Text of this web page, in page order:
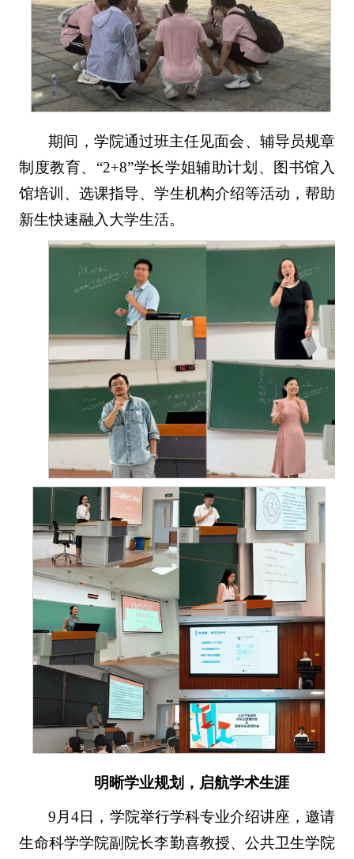
期间，学院通过班主任见面会、辅导员规章
制度教育、“2+8”学长学姐辅助计划、图书馆入
馆培训、选课指导、学生机构介绍等活动，帮助
新生快速融入大学生活。
明晰学业规划，启航学术生涯
9月4日，学院举行学科专业介绍讲座，邀请
生命科学学院副院长李勤喜教授、公共卫生学院